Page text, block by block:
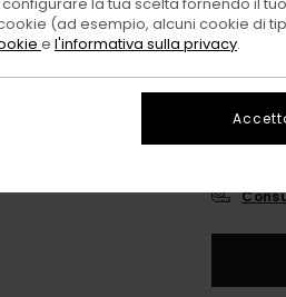
XS
(ad esempio, alcuni cookie di
e l'informativa sulla privacy.